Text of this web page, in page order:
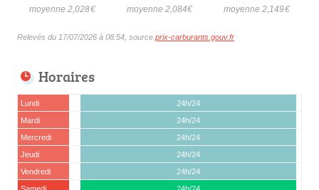
moyenne 2,028€ moyenne 2,084€ moyenne 2,149€
Relevés du 17/07/2026 à 08:54, source prix-carburants.gouv.fr
Horaires
Lundi
24h/24
Mardi
24h/24
Mercredi
24h/24
Jeudi
24h/24
Vendredi
24h/24